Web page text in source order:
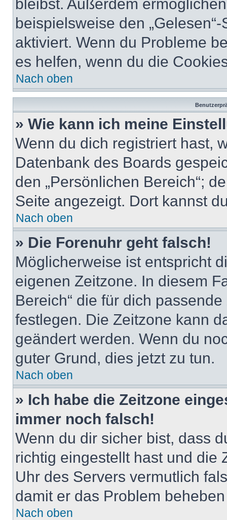
bleibst. Außerdem
beispielsweise den
aktiviert. Wenn du Probleme
es helfen, wenn du die
Nach oben
» Wie kann ich meine
Wenn du dich registriert hast,
Datenbank des Boards
den „Persönlichen Bereich“;
Seite angezeigt. Dort kannst
Nach oben
» Die Forenuhr geht falsch!
Möglicherweise ist entspricht
eigenen Zeitzone. In diesem
Bereich“ die für dich
festlegen. Die Zeitzone kann
geändert werden. Wenn du
guter Grund, dies jetzt zu tun.
Nach oben
» Ich habe die Zeitzone
immer noch falsch!
Wenn du dir sicher bist, dass
richtig eingestellt hast und die
Uhr des Servers vermutlich
damit er das Problem
Nach oben